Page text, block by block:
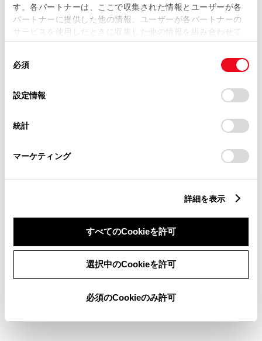
す。各パートナーは、ここで収集された情報とユーザーが各
パートナーに提供した他の情報、ユーザーが各パートナーの
サービスを使用したときに収集した他の情報を組み合わせて
使用することがあります。当ウェブサイトの使用を続行する
デバイスにすべてのCookie(クッキー)が保存されることに同
意したことになります。Cookie(クッキー)のオプトアウト、
設定の変更、同意を撤回したりするにあたっては、当社の
「Cookie（クッキー）情報の取り扱いについて
」をご覧くだ
必須
設定情報
統計
マーケティング
詳細を表示
すべてのCookieを許可
選択中のCookieを許可
必須のCookieのみ許可
パワステ
パワーウィンドウ
リモコンスターター
※ セットアップ費用は別途申し受けます